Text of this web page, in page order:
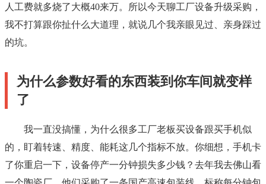
人工费就多烧了大概40来万。所以今天聊工厂设备升级采购，
我不打算跟你扯什么大道理，就说几个我亲眼见过、亲身踩过
的坑。
为什么参数好看的东西装到你车间就变样
了
我一直没搞懂，为什么很多工厂老板买设备跟买手机似
的，盯着转速、精度、能耗这几个指标不放。你细想，手机卡
了你重启一下，设备停产一分钟损失多少钱？去年我去佛山看